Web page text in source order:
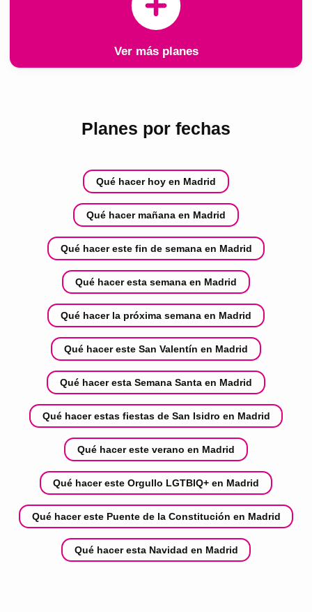
Ver más planes
Planes por fechas
Qué hacer hoy en Madrid
Qué hacer mañana en Madrid
Qué hacer este fin de semana en Madrid
Qué hacer esta semana en Madrid
Qué hacer la próxima semana en Madrid
Qué hacer este San Valentín en Madrid
Qué hacer esta Semana Santa en Madrid
Qué hacer estas fiestas de San Isidro en Madrid
Qué hacer este verano en Madrid
Qué hacer este Orgullo LGTBIQ+ en Madrid
Qué hacer este Puente de la Constitución en Madrid
Qué hacer esta Navidad en Madrid